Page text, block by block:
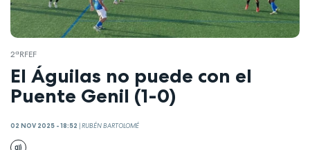
2ªRFEF
El Águilas no puede con el
Puente Genil (1-0)
02 NOV 2025 - 18:52 |RUBÉN BARTOLOMÉ